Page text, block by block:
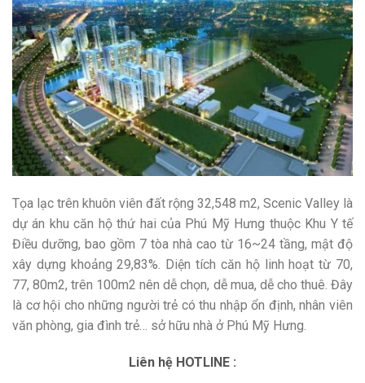
Tọa lạc trên khuôn viên đất rộng 32,548 m2, Scenic Valley là
dự án khu căn hộ thứ hai của Phú Mỹ Hưng thuộc Khu Y tế
Điều dưỡng, bao gồm 7 tòa nhà cao từ 16~24 tầng, mật độ
xây dựng khoảng 29,83%. Diện tích căn hộ linh hoạt từ 70,
77, 80m2, trên 100m2 nên dễ chọn, dễ mua, dễ cho thuê. Đây
là cơ hội cho những người trẻ có thu nhập ổn định, nhân viên
văn phòng, gia đình trẻ… sở hữu nhà ở Phú Mỹ Hưng.
Liên hệ HOTLINE :